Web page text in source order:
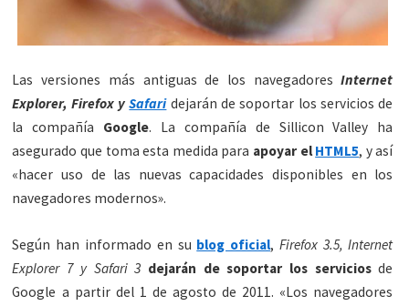
Las versiones más antiguas de los navegadores Internet
Explorer, Firefox ySafaridejarán de soportar los servicios de
la compañía
Google. La compañía de Sillicon Valley ha
asegurado que toma esta medida para apoyar elHTML5, y así
«hacer uso de las nuevas capacidades disponibles en los
navegadores modernos».
Según han informado en su blog oficial, Firefox 3.5, Internet
Explorer 7 y Safari 3 dejarán de soportar los serviciosde
Google a partir del 1 de agosto de 2011. «Los navegadores